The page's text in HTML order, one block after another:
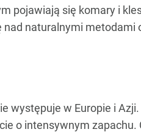
pojawiają się komary i
naturalnymi metodami
występuje w Europie i
o intensywnym